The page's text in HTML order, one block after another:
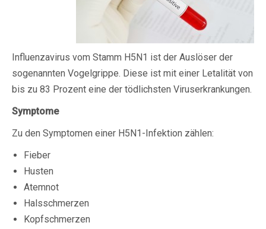
Influenzavirus vom Stamm H5N1 ist der Auslöser der
sogenannten Vogelgrippe. Diese ist mit einer Letalität von
bis zu 83 Prozent eine der tödlichsten Viruserkrankungen.
Symptome
Zu den Symptomen einer H5N1-Infektion zählen:
Fieber
Husten
Atemnot
Halsschmerzen
Kopfschmerzen